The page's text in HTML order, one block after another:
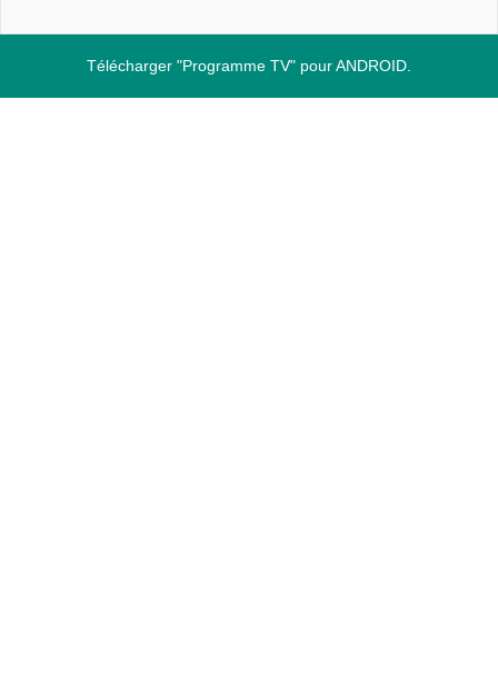
Télécharger "Programme TV" pour ANDROID.